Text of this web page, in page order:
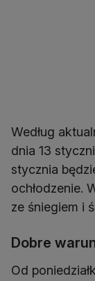
Według
dnia 13
stycznia
ochłodzenie.
ze śniegiem i
Dobre
Od